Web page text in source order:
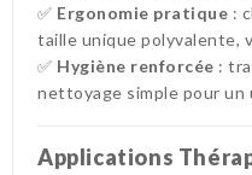
✅ Ergonomie pratique :
taille unique polyvalente,
✅ Hygiène renforcée :
nettoyage simple pour un
Applications